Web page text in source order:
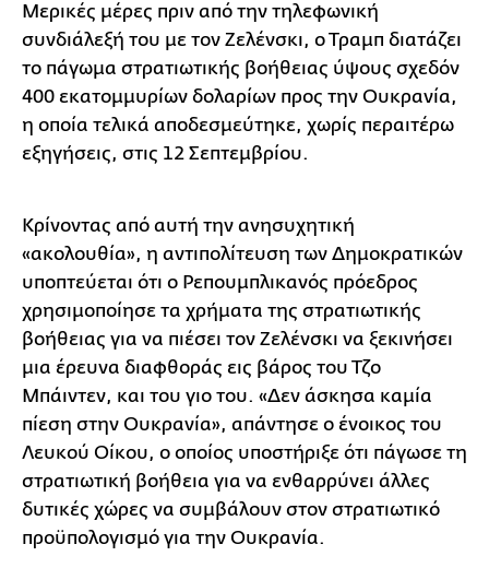
Μερικές μέρες πριν από την τηλεφωνική
συνδιάλεξή του με τον Ζελένσκι, ο Τραμπ διατάζει
το πάγωμα στρατιωτικής βοήθειας ύψους σχεδόν
400 εκατομμυρίων δολαρίων προς την Ουκρανία,
η οποία τελικά αποδεσμεύτηκε, χωρίς περαιτέρω
εξηγήσεις, στις 12 Σεπτεμβρίου.
Κρίνοντας από αυτή την ανησυχητική
«ακολουθία», η αντιπολίτευση των Δημοκρατικών
υποπτεύεται ότι ο Ρεπουμπλικανός πρόεδρος
χρησιμοποίησε τα χρήματα της στρατιωτικής
βοήθειας για να πιέσει τον Ζελένσκι να ξεκινήσει
μια έρευνα διαφθοράς εις βάρος του Τζο
Μπάιντεν, και του γιο του. «Δεν άσκησα καμία
πίεση στην Ουκρανία», απάντησε ο ένοικος του
Λευκού Οίκου, ο οποίος υποστήριξε ότι πάγωσε τη
στρατιωτική βοήθεια για να ενθαρρύνει άλλες
δυτικές χώρες να συμβάλουν στον στρατιωτικό
προϋπολογισμό για την Ουκρανία.